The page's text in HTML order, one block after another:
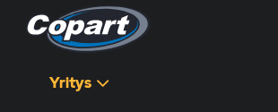
Yritys